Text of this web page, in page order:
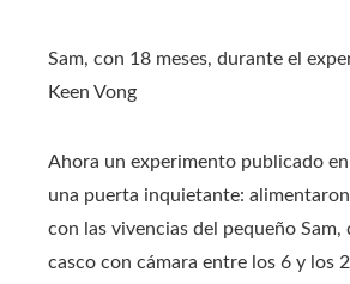
Sam, con 18 meses, durante el
Keen Vong
Ahora un experimento publicado en
una puerta inquietante:
con las vivencias del pequeño Sam,
casco con cámara entre los 6 y los